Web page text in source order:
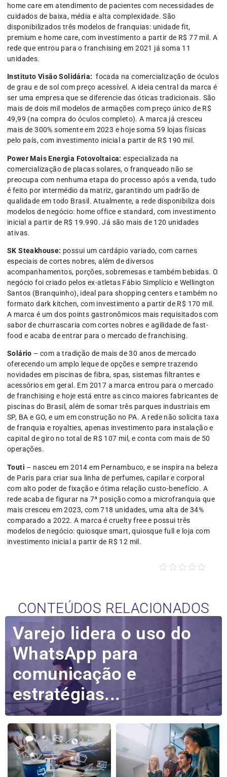
home care em atendimento de pacientes com necessidades de
cuidados de baixa, média e alta complexidade. São
disponibilizados três modelos de franquias: unidade fit,
premium e home care, com investimento a partir de R$ 77 mil. A
rede que entrou para o franchising em 2021 já soma 11
unidades.
Instituto Visão Solidária: focada na comercialização de óculos
de grau e de sol com preço acessível. A ideia central da marca é
ser uma empresa que se diferencie das óticas tradicionais. São
mais de dois mil modelos de armações com preço único de R$
49,99 (na compra do óculos completo). A marca já cresceu
mais de 300% somente em 2023 e hoje soma 59 lojas físicas
pelo país, com investimento inicial a partir de R$ 190 mil.
Power Mais Energia Fotovoltaica: especializada na
comercialização de placas solares, o franqueado não se
preocupa com nenhuma etapa do processo após a venda, tudo
é feito por intermédio da matriz, garantindo um padrão de
qualidade em todo Brasil. Atualmente, a rede disponibiliza dois
modelos de negócio: home office e standard, com investimento
inicial a partir de R$ 19.990. Já são mais de 120 unidades
ativas.
SK Steakhouse: possui um cardápio variado, com carnes
especiais de cortes nobres, além de diversos
acompanhamentos, porções, sobremesas e também bebidas. O
negócio foi criado pelos ex-atletas Fábio Simplício e Wellington
Santos (Branquinho), ideal para shopping centers e também no
formato dark kitchen, com investimento a partir de R$ 170 mil.
A marca é um dos points gastronômicos mais requisitados com
sabor de churrascaria com cortes nobres e agilidade de fast-
food e acaba de entrar para o mercado de franchising.
Solário – com a tradição de mais de 30 anos de mercado
oferecendo um amplo leque de opções e sempre trazendo
novidades em piscinas de fibra, spas, sistemas filtrantes e
acessórios em geral. Em 2017 a marca entrou para o mercado
de franchising e hoje está entre as cinco maiores fabricantes de
piscinas do Brasil, além de somar três parques industriais em
SP, BA e GO, e um em construção no PA. A rede não solicita taxa
de franquia e royalties, apenas investimento para instalação e
capital de giro no total de R$ 107 mil, e conta com mais de 50
operações.
Touti – nasceu em 2014 em Pernambuco, e se inspira na beleza
de Paris para criar sua linha de perfumes, capilar e corporal
com alto poder de fixação e ótima relação custo-benefício. A
rede acaba de figurar na 7ª posição como a microfranquia que
mais cresceu em 2023, com 718 unidades, uma alta de 34%
comparado a 2022. A marca é cruelty free e possui três
modelos de negócio: quiosque smart, quiosque full e loja com
investimento inicial a partir de R$ 12 mil.
CONTEÚDOS RELACIONADOS
Varejo lidera o uso do
WhatsApp para
comunicação e
estratégias...